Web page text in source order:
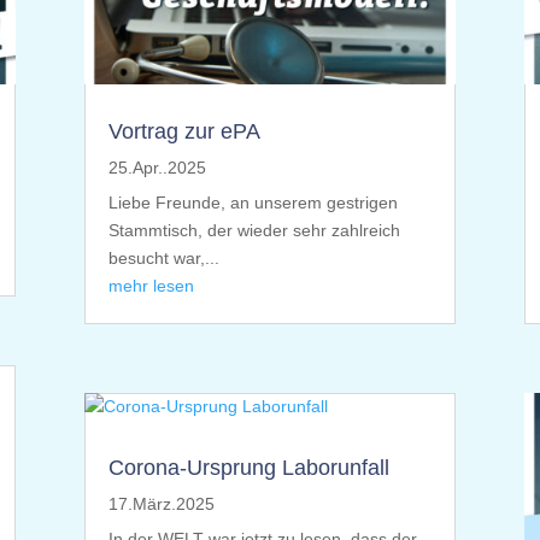
Vortrag zur ePA
25.Apr..2025
Liebe Freunde, an unserem gestrigen
Stammtisch, der wieder sehr zahlreich
besucht war,...
mehr lesen
Corona-Ursprung Laborunfall
17.März.2025